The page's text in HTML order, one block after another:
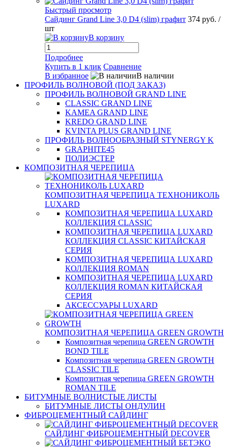
Быстрый просмотр
Сайдинг Grand Line 3,0 D4 (slim) графит 374 руб. /
шт
В корзину
Подробнее
Купить в 1 клик Сравнение
В избранное
В наличии
ПРОФИЛЬ ВОЛНОВОЙ (ПОД ЗАКАЗ)
ПРОФИЛЬ ВОЛНОВОЙ GRAND LINE
CLASSIC GRAND LINE
KAMEA GRAND LINE
KREDO GRAND LINE
KVINTA PLUS GRAND LINE
ПРОФИЛЬ ВОЛНООБРАЗНЫЙ STYNERGY K
GRAPHITE45
ПОЛИЭСТЕР
КОМПОЗИТНАЯ ЧЕРЕПИЦА
КОМПОЗИТНАЯ ЧЕРЕПИЦА ТЕХНОНИКОЛЬ
LUXARD
КОМПОЗИТНАЯ ЧЕРЕПИЦА LUXARD
КОЛЛЕКЦИЯ CLASSIC
КОМПОЗИТНАЯ ЧЕРЕПИЦА LUXARD
КОЛЛЕКЦИЯ CLASSIC КИТАЙСКАЯ
СЕРИЯ
КОМПОЗИТНАЯ ЧЕРЕПИЦА LUXARD
КОЛЛЕКЦИЯ ROMAN
КОМПОЗИТНАЯ ЧЕРЕПИЦА LUXARD
КОЛЛЕКЦИЯ ROMAN КИТАЙСКАЯ
СЕРИЯ
АКСЕССУАРЫ LUXARD
КОМПОЗИТНАЯ ЧЕРЕПИЦА GREEN GROWTH
Композитная черепица GREEN GROWTH
BOND TILE
Композитная черепица GREEN GROWTH
CLASSIC TILE
Композитная черепица GREEN GROWTH
ROMAN TILE
БИТУМНЫЕ ВОЛНИСТЫЕ ЛИСТЫ
БИТУМНЫЕ ЛИСТЫ ОНДУЛИН
ФИБРОЦЕМЕНТНЫЙ САЙДИНГ
САЙДИНГ ФИБРОЦЕМЕНТНЫЙ DECOVER